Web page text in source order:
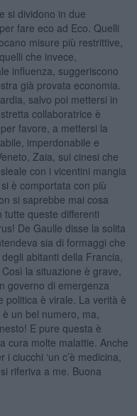
si dividono in due
fare eco ad Eco. Quelli
misure più restrittive,
che invece,
influenza, suggeriscono
già provata economia.
salvo poi mettersi in
collaboratrice è
favore, a mettersi la
imperdonabile e
Zaia, sui cinesi che
con i vicentini mangia
è comportata con più
si saprebbe mai cosa
queste differenti
De Gaulle disse la solita
sia di formaggi che
abitanti della Francia,
la situazione è grave,
governo di emergenza
politica è virale. La verità è
un bel numero, ma,
E pure questa è
cura molte malattie. Anche
ciucchi ‘un c’è medicina,
riferiva a me. Buona